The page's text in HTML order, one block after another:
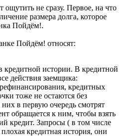
не сразу. Первое, на что
размера долга, которое
Пойдём!.
Пойдём! относят:
кредитной истории. В кредитной
действия заемщика:
кредитных
тоже не остаются без
в первую очередь смотрят
обращается к ним, чтобы взять
кредит. Запросы ( в том числе
кредитная история, они